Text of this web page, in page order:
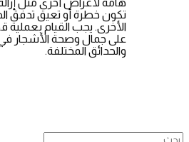
هامة لأغراض أخرى مثل إزالة
تكون خطرة أو تعيق تدفق
الأخرى. يجب القيام
على جمال وصحة الأشجار
والحدائق المختلفة.